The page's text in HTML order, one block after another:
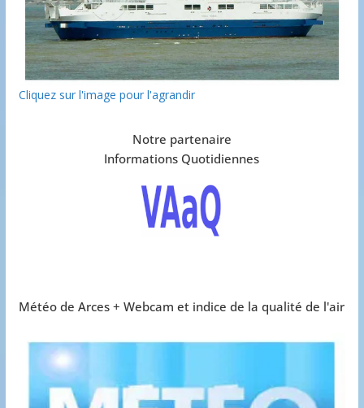
Cliquez sur l'image pour l'agrandir
Notre partenaire
Informations Quotidiennes
Météo de Arces + Webcam et indice de la qualité de l'air